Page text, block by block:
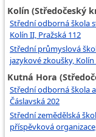
Kolín (Středočeský
Střední odborná škola
Kolín II, Pražská 112
Střední průmyslová
jazykové zkoušky, Kolín
Kutná Hora
Střední odborná škola
Čáslavská 202
Střední zemědělská
příspěvková